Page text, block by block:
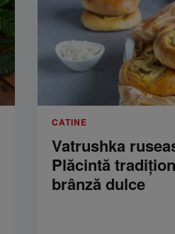
CATINE
Vatrushka
Plăcintă
brânză dulce